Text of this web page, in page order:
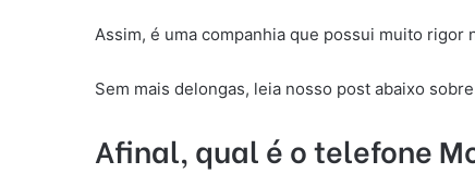
Assim, é uma companhia que possui muito
Sem mais delongas, leia nosso post abaixo
Afinal, qual é o telefone